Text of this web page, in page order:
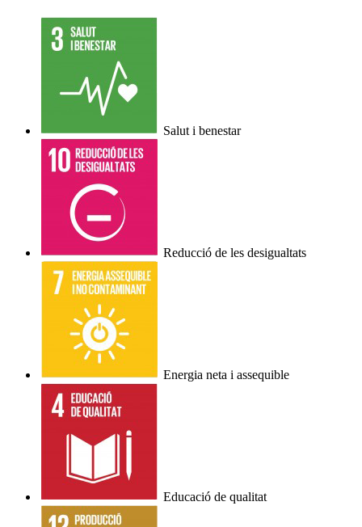
Salut i benestar
Reducció de les desigualtats
Energia neta i assequible
Educació de qualitat